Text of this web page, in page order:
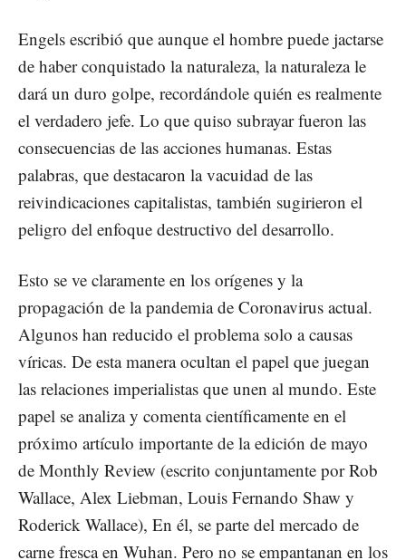
Engels escribió que aunque el hombre puede jactarse
de haber conquistado la naturaleza, la naturaleza le
dará un duro golpe, recordándole quién es realmente
el verdadero jefe. Lo que quiso subrayar fueron las
consecuencias de las acciones humanas. Estas
palabras, que destacaron la vacuidad de las
reivindicaciones capitalistas, también sugirieron el
peligro del enfoque destructivo del desarrollo.
Esto se ve claramente en los orígenes y la
propagación de la pandemia de Coronavirus actual.
Algunos han reducido el problema solo a causas
víricas. De esta manera ocultan el papel que juegan
las relaciones imperialistas que unen al mundo. Este
papel se analiza y comenta científicamente en el
próximo artículo importante de la edición de mayo
de Monthly Review (escrito conjuntamente por Rob
Wallace, Alex Liebman, Louis Fernando Shaw y
Roderick Wallace), En él, se parte del mercado de
carne fresca en Wuhan. Pero no se empantanan en los